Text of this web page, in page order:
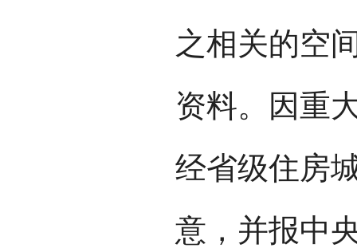
之相关的空
资料。因重
经省级住房
意，并报中